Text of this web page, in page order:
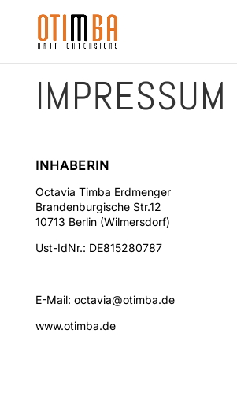
IMPRESSUM
INHABERIN
Octavia Timba Erdmenger
Brandenburgische Str.12
10713 Berlin (Wilmersdorf)
Ust-IdNr.: DE815280787
E-Mail: octavia@otimba.de
www.otimba.de